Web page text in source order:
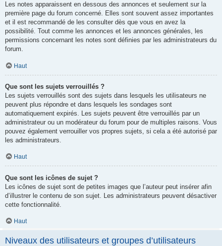
Les notes apparaissent en dessous des annonces et seulement sur la
première page du forum concerné. Elles sont souvent assez importantes
et il est recommandé de les consulter dès que vous en avez la
possibilité. Tout comme les annonces et les annonces générales, les
permissions concernant les notes sont définies par les administrateurs du
forum.
Haut
Que sont les sujets verrouillés ?
Les sujets verrouillés sont des sujets dans lesquels les utilisateurs ne
peuvent plus répondre et dans lesquels les sondages sont
automatiquement expirés. Les sujets peuvent être verrouillés par un
administrateur ou un modérateur du forum pour de multiples raisons. Vous
pouvez également verrouiller vos propres sujets, si cela a été autorisé par
les administrateurs.
Haut
Que sont les icônes de sujet ?
Les icônes de sujet sont de petites images que l’auteur peut insérer afin
d’illustrer le contenu de son sujet. Les administrateurs peuvent désactiver
cette fonctionnalité.
Haut
Niveaux des utilisateurs et groupes d’utilisateurs